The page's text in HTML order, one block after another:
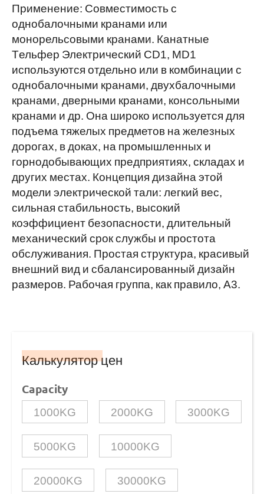
Применение: Совместимость с
однобалочными кранами или
монорельсовыми кранами. Канатные
Tельфер Электрический CD1, MD1
используются отдельно или в комбинации с
однобалочными кранами, двухбалочными
кранами, дверными кранами, консольными
кранами и др. Она широко используется для
подъема тяжелых предметов на железных
дорогах, в доках, на промышленных и
горнодобывающих предприятиях, складах и
других местах. Концепция дизайна этой
модели электрической тали: легкий вес,
сильная стабильность, высокий
коэффициент безопасности, длительный
механический срок службы и простота
обслуживания. Простая структура, красивый
внешний вид и сбалансированный дизайн
размеров. Рабочая группа, как правило, A3.
Калькулятор цен
Capacity
1000KG 2000KG 3000KG
5000KG 10000KG
20000KG 30000KG